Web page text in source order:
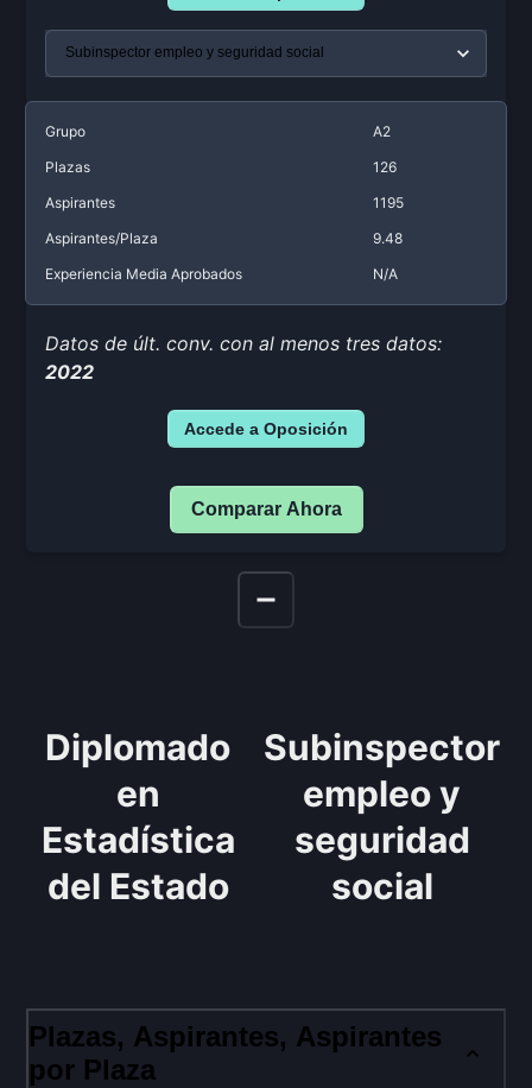
Grupo
A2
Plazas
126
Aspirantes
1195
Aspirantes/Plaza
9.48
Experiencia Media Aprobados
N/A
Datos de últ. conv. con al menos tres datos:
2022
Accede a Oposición
Comparar Ahora
Diplomado
en
Estadística
del Estado
Subinspector
empleo y
seguridad
social
Plazas, Aspirantes, Aspirantes
por Plaza